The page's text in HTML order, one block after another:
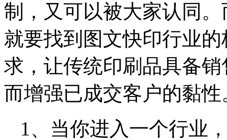
制，又可以被大家认同
就要找到图文快印行业
求，让传统印刷品具备
而增强已成交客户的黏性
1、当你进入一个行业